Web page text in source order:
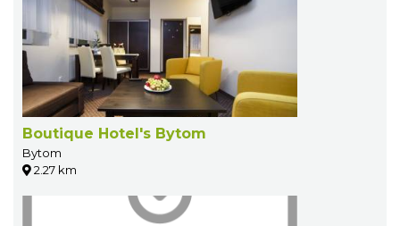
Boutique Hotel's Bytom
Bytom
2.27 km